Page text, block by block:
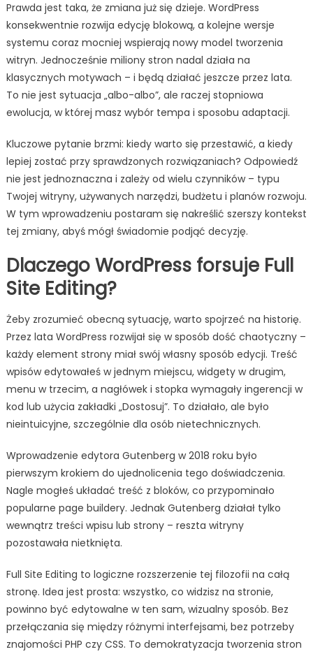
Prawda jest taka, że zmiana już się dzieje. WordPress
konsekwentnie rozwija edycję blokową, a kolejne wersje
systemu coraz mocniej wspierają nowy model tworzenia
witryn. Jednocześnie miliony stron nadal działa na
klasycznych motywach – i będą działać jeszcze przez lata.
To nie jest sytuacja „albo-albo”, ale raczej stopniowa
ewolucja, w której masz wybór tempa i sposobu adaptacji.
Kluczowe pytanie brzmi: kiedy warto się przestawić, a kiedy
lepiej zostać przy sprawdzonych rozwiązaniach? Odpowiedź
nie jest jednoznaczna i zależy od wielu czynników – typu
Twojej witryny, używanych narzędzi, budżetu i planów rozwoju.
W tym wprowadzeniu postaram się nakreślić szerszy kontekst
tej zmiany, abyś mógł świadomie podjąć decyzję.
Dlaczego WordPress forsuje Full
Site Editing?
Żeby zrozumieć obecną sytuację, warto spojrzeć na historię.
Przez lata WordPress rozwijał się w sposób dość chaotyczny –
każdy element strony miał swój własny sposób edycji. Treść
wpisów edytowałeś w jednym miejscu, widgety w drugim,
menu w trzecim, a nagłówek i stopka wymagały ingerencji w
kod lub użycia zakładki „Dostosuj”. To działało, ale było
nieintuicyjne, szczególnie dla osób nietechnicznych.
Wprowadzenie edytora Gutenberg w 2018 roku było
pierwszym krokiem do ujednolicenia tego doświadczenia.
Nagle mogłeś układać treść z bloków, co przypominało
popularne page buildery. Jednak Gutenberg działał tylko
wewnątrz treści wpisu lub strony – reszta witryny
pozostawała nietknięta.
Full Site Editing to logiczne rozszerzenie tej filozofii na całą
stronę. Idea jest prosta: wszystko, co widzisz na stronie,
powinno być edytowalne w ten sam, wizualny sposób. Bez
przełączania się między różnymi interfejsami, bez potrzeby
znajomości PHP czy CSS. To demokratyzacja tworzenia stron